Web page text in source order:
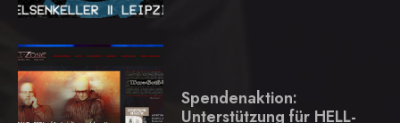
Spendenaktion:
Unterstützung für HELL-